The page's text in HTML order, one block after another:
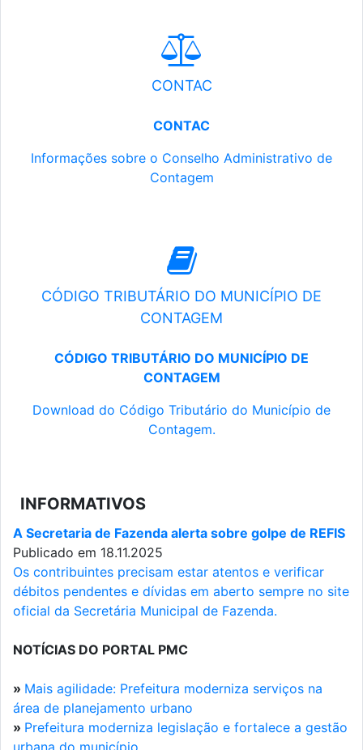
CONTAC
CONTAC
Informações sobre o Conselho Administrativo de
Contagem
CÓDIGO TRIBUTÁRIO DO MUNICÍPIO DE
CONTAGEM
CÓDIGO TRIBUTÁRIO DO MUNICÍPIO DE
CONTAGEM
Download do Código Tributário do Município de
Contagem.
INFORMATIVOS
A Secretaria de Fazenda alerta sobre golpe de REFIS
Publicado em 18.11.2025
Os contribuintes precisam estar atentos e verificar
débitos pendentes e dívidas em aberto sempre no site
oficial da Secretária Municipal de Fazenda.
NOTÍCIAS DO PORTAL PMC
» Mais agilidade: Prefeitura moderniza serviços na
área de planejamento urbano
» Prefeitura moderniza legislação e fortalece a gestão